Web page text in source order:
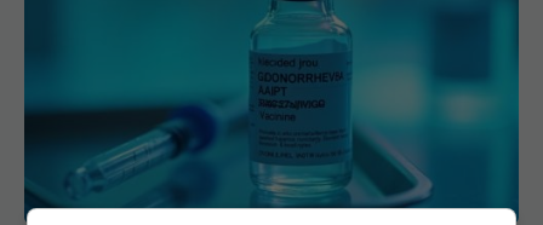
Un vaccin împotriva gonoreei va fi disponibil în
curând. Cine va fi vaccinat